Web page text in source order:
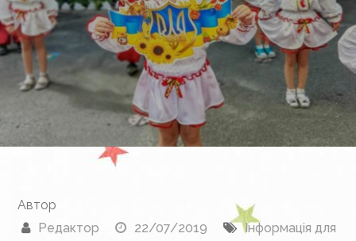
Автор
Редактор
22/07/2019
Інформація для